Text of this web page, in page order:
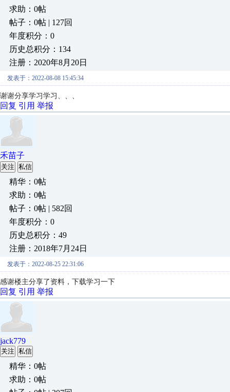
求助：0帖
帖子：0帖 | 127回
年度积分：0
历史总积分：134
注册：2020年8月20日
发表于：2022-08-08 15:45:34
谢谢分享学习学习、、、
回复 引用 举报
禾苗子
关注 私信
精华：0帖
求助：0帖
帖子：0帖 | 582回
年度积分：0
历史总积分：49
注册：2018年7月24日
发表于：2022-08-25 22:31:06
感谢楼主分享了资料，下载学习一下
回复 引用 举报
jack779
关注 私信
精华：0帖
求助：0帖